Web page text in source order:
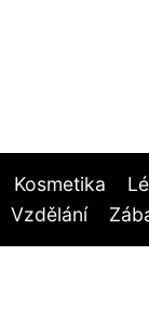
Kosmetika
Vzdělání